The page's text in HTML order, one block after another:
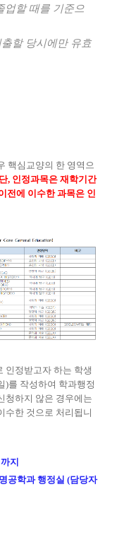
업할 때를 기준으
할 당시에만 유효
핵심교양의 한 영역으
단, 인정과목은 재학기간
전에 이수한 과목은 인
인정받고자 하는 학생
)를 작성하여 학과행정
청하지 않은 경우에는
수한 것으로 처리됩니
까지
공학과 행정실 (담당자